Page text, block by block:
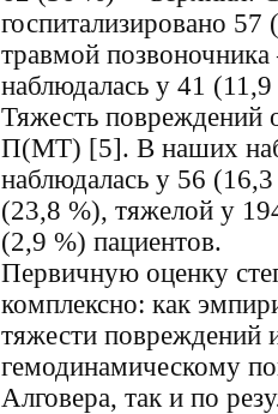
госпитализировано
травмой
наблюдалась у 41
Тяжесть
П(МТ) [5]. В наших
наблюдалась у 56
(23,8 %), тяжелой у
(2,9 %) пациентов.
Первичную оценку
комплексно: как
тяжести повреждений
гемодинамическому
Алговера, так и по